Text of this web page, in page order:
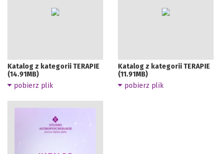
Katalog z kategorii TERAPIE
(14.91MB)
pobierz plik
Katalog z kategorii TERAPIE
(11.91MB)
pobierz plik